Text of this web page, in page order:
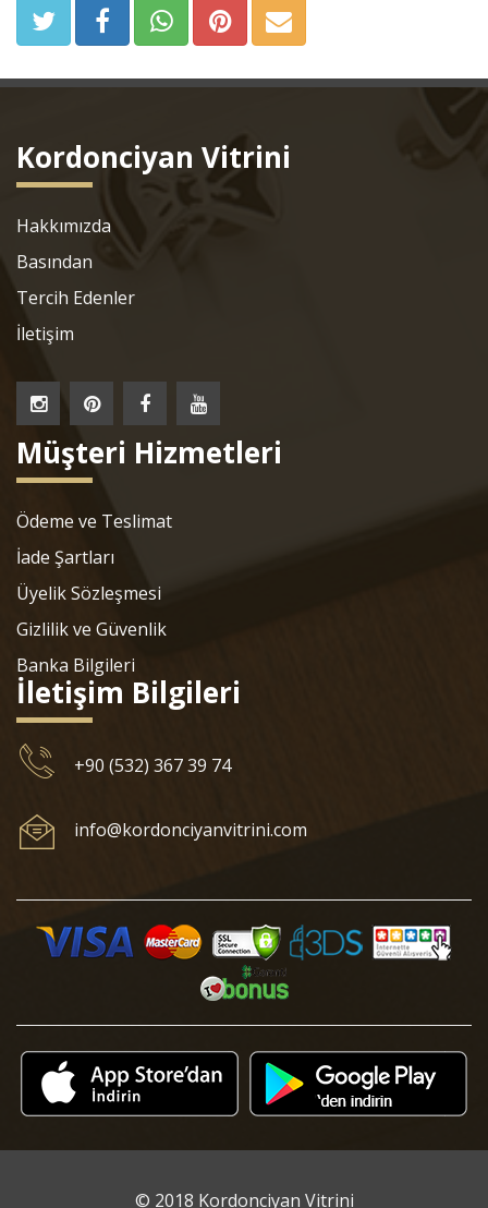
Kordonciyan Vitrini
Hakkımızda
Basından
Tercih Edenler
İletişim
Müşteri Hizmetleri
Ödeme ve Teslimat
İade Şartları
Üyelik Sözleşmesi
Gizlilik ve Güvenlik
Banka Bilgileri
İletişim Bilgileri
+90 (532) 367 39 74
info@kordonciyanvitrini.com
© 2018 Kordonciyan Vitrini